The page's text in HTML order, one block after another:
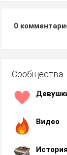
0
Сообщества
Видео
История